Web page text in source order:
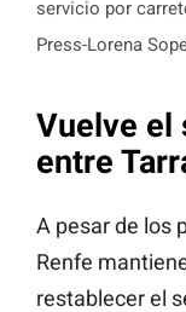
servicio por
Press-Lorena
Vuelve el
entre
A pesar de los
Renfe
restablecer el